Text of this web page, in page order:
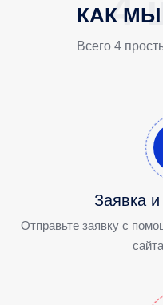
КАК
Всего 4
Заявка и
Отправьте заявку с